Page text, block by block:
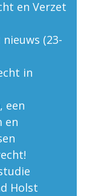
en Verzet
(23-
in
een
en
Holst